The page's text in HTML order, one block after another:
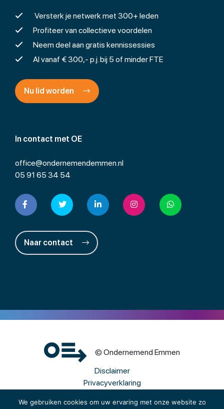
We gebruiken cookies om uw ervaring met onze website zo
In contact met OE
office@ondernemendemmen.nl
05 91 65 34 54
Naar contact
Versterk je netwerk met 300+ leden
Profiteer van collectieve voordelen
Neem deel aan gratis kennissessies
Al vanaf € 300,- p.j. bij 5 of minder FTE
Nu lid worden
© Ondernemend Emmen
Disclaimer
Privacyverklaring